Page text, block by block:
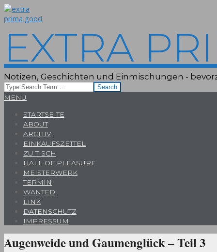
Skip
to
EXTRA
Notizen, Geschichten und Einmischungen -
Search
Primary
MENU
STARTSEITE
ABOUT
ARCHIV
EINKAUFSZETTEL
ZU TISCH
HALL OF PLEASURE
MEISTERWERK
TERMIN
WANTED
LINK
DATENSCHUTZ
IMPRESSUM
Augenweide und Gaumenglück – Teil 3